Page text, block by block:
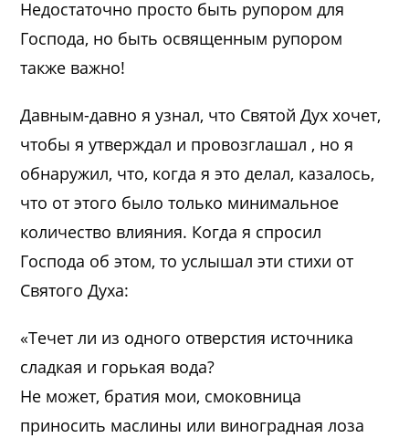
Недостаточно просто быть рупором для
Господа, но быть освященным рупором
также важно!
Давным-давно я узнал, что Святой Дух хочет,
чтобы я утверждал и провозглашал , но я
обнаружил, что, когда я это делал, казалось,
что от этого было только минимальное
количество влияния. Когда я спросил
Господа об этом, то услышал эти стихи от
Святого Духа:
«Течет ли из одного отверстия источника
сладкая и горькая вода?
Не может, братия мои, смоковница
приносить маслины или виноградная лоза